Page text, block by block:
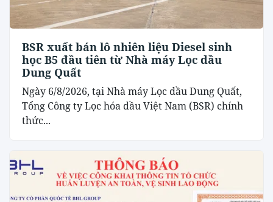
BSR xuất bán lô nhiên liệu Diesel sinh
học B5 đầu tiên từ Nhà máy Lọc dầu
Dung Quất
Ngày 6/8/2026, tại Nhà máy Lọc dầu Dung Quất,
Tổng Công ty Lọc hóa dầu Việt Nam (BSR) chính
thức...